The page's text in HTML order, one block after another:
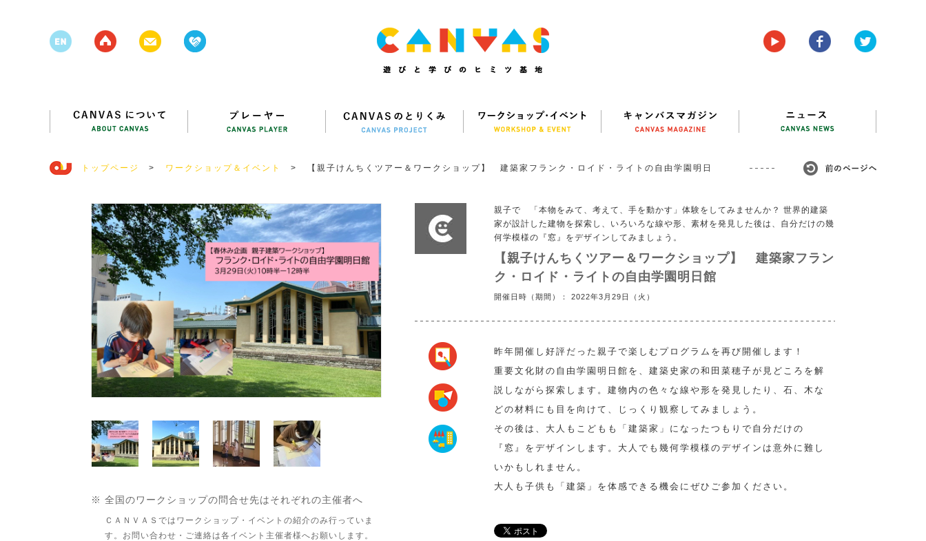
トップページ > ワークショップ＆イベント >
【親子けんちくツアー＆ワークショップ】 建築家フランク・ロイド・ライトの自由学園明日
※ 全国のワークショップの問合せ先はそれぞれの主催者へ
ＣＡＮＶＡＳではワークショップ・イベントの紹介のみ行っていま
す。お問い合わせ・ご連絡は各イベント主催者様へお願いします。
親子で 「本物をみて、考えて、手を動かす」体験をしてみませんか？ 世界的建築
家が設計した建物を探索し、いろいろな線や形、素材を発見した後は、自分だけの幾
何学模様の『窓』をデザインしてみましょう。
【親子けんちくツアー＆ワークショップ】 建築家フラン
ク・ロイド・ライトの自由学園明日館
開催日時（期間）： 2022年3月29日（火）
昨年開催し好評だった親子で楽しむプログラムを再び開催します！
重要文化財の自由学園明日館を、建築史家の和田菜穂子が見どころを解
説しながら探索します。建物内の色々な線や形を発見したり、石、木な
どの材料にも目を向けて、じっくり観察してみましょう。
その後は、大人もこどもも「建築家」になったつもりで自分だけの
『窓』をデザインします。大人でも幾何学模様のデザインは意外に難し
いかもしれません。
大人も子供も「建築」を体感できる機会にぜひご参加ください。